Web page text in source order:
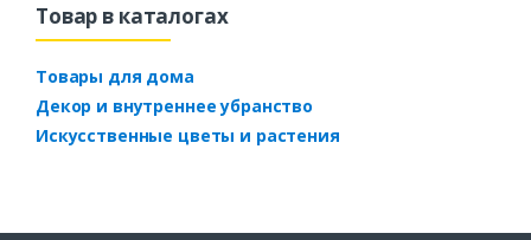
Товар в каталогах
Товары для дома
Декор и внутреннее убранство
Искусственные цветы и растения